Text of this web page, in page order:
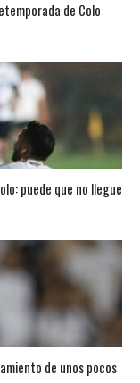
de Colo
puede que no llegue
de unos pocos